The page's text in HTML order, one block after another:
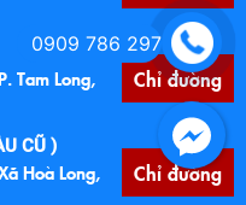
Tam Long,
Chỉ đường
CŨ )
Hoà Long,
Chỉ đường
0909 786 297